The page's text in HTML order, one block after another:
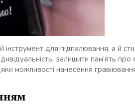
для підпалювання, а й
залишити пам’ять
можливості нанесення